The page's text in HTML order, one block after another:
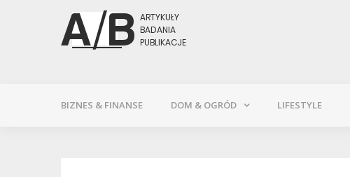
BIZNES & FINANSE DOM & OGRÓD LIFESTYLE